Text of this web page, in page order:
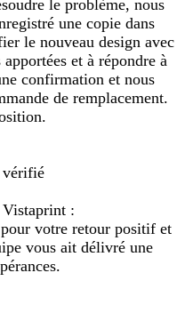
le problème, nous
une copie dans
le nouveau design avec
et à répondre à
confirmation et nous
de remplacement.
vérifié
Vistaprint :
votre retour positif et
vous ait délivré une